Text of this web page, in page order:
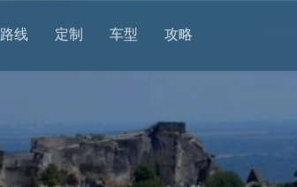
路线 定制 车型 攻略